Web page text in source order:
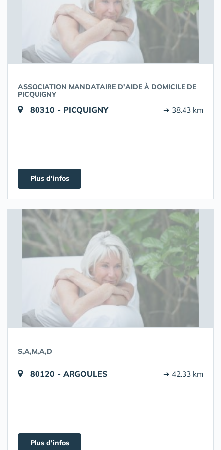
ASSOCIATION MANDATAIRE D'AIDE À DOMICILE DE
PICQUIGNY
80310 - PICQUIGNY ➔ 38.43 km
Plus d'infos
S,A,M,A,D
80120 - ARGOULES ➔ 42.33 km
Plus d'infos